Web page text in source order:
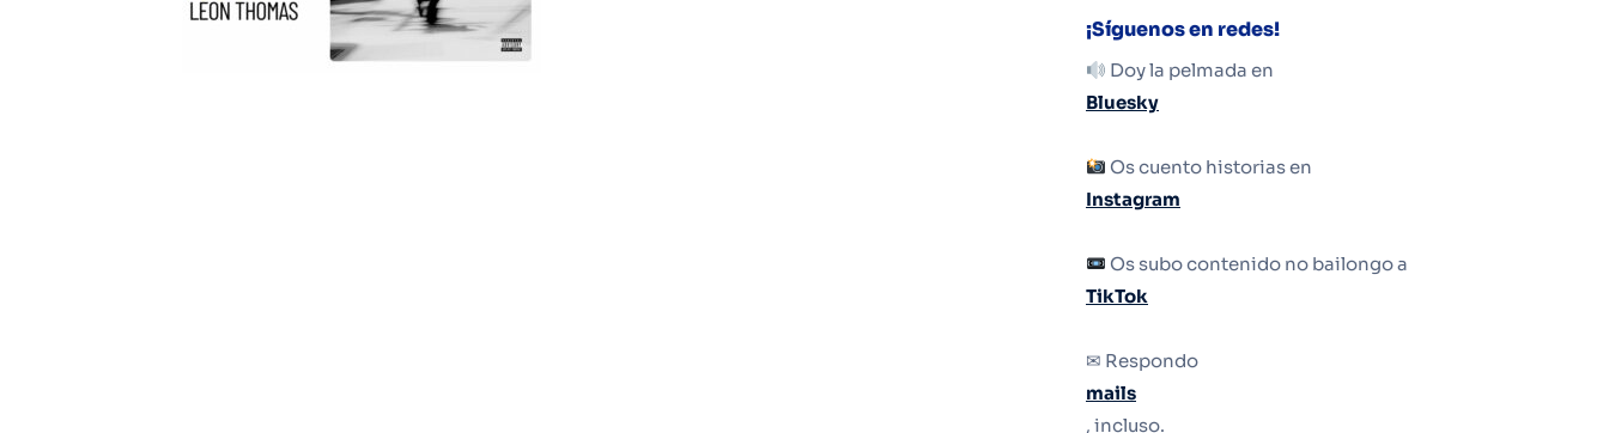
¡Síguenos en redes!
Doy la pelmada en
Bluesky
Os cuento historias en
Instagram
Os subo contenido no bailongo a
TikTok
✉ Respondo
mails
, incluso.